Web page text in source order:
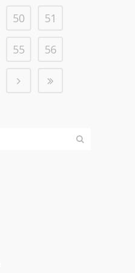
50 51
55 56